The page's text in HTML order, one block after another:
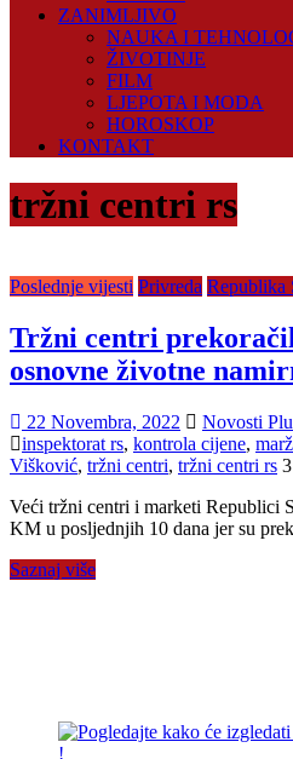
ZANIMLJIVO
NAUKA I
ŽIVOTINJE
FILM
LJEPOTA I MODA
HOROSKOP
KONTAKT
tržni centri rs
Poslednje vijesti Privreda Republika
Tržni centri
osnovne životne
22 Novembra, 2022 Novosti
inspektorat rs, kontrola cijene,
Višković, tržni centri, tržni centri rs
Veći tržni centri i marketi Republici
KM u posljednjih 10 dana jer su
Saznaj više